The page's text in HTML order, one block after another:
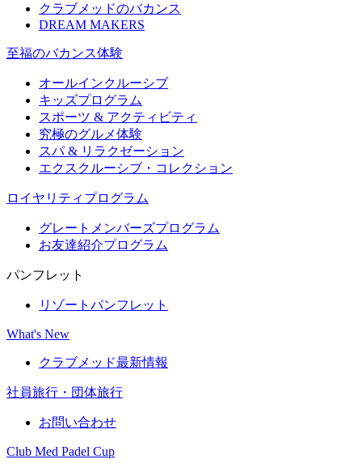
クラブメッドのバカンス
DREAM MAKERS
至福のバカンス体験
オールインクルーシブ
キッズプログラム
スポーツ & アクティビティ​
究極のグルメ体験
スパ & リラクゼーション
エクスクルーシブ・コレクション
ロイヤリティプログラム
グレートメンバーズプログラム
お友達紹介プログラム
パンフレット
リゾートパンフレット
What's New
クラブメッド最新情報
社員旅行・団体旅行
お問い合わせ
Club Med Padel Cup